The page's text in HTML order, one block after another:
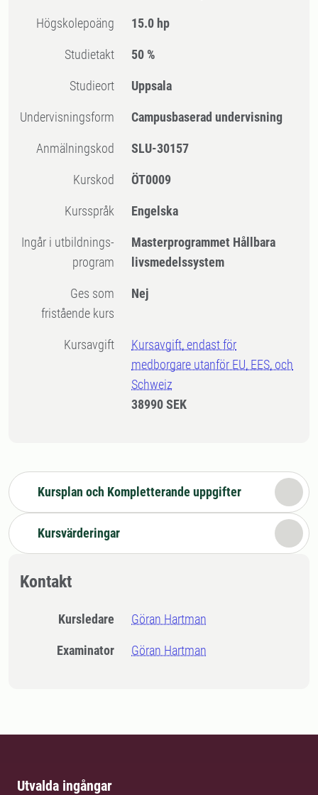
högskolepoäng 15.0 hp
Studietakt 50 %
Studieort Uppsala
Undervisningsform Campusbaserad undervisning
Anmälningskod SLU-30157
Kurskod ÖT0009
Kursspråk Engelska
Ingår i utbildnings-
program
Masterprogrammet Hållbara
livsmedelssystem
Ges som
fristående kurs
Nej
Kursavgift
Kursavgift, endast för
medborgare utanför EU, EES, och
Schweiz
38990 SEK
Kursplan och Kompletterande uppgifter
Kursvärderingar
Kontakt
Kursledare Göran Hartman
Examinator Göran Hartman
Utvalda ingångar